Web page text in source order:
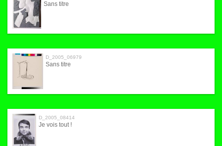
Sans titre
D_2005_06979
Sans titre
D_2005_08414
Je vois tout !